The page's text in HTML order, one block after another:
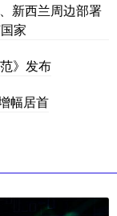
新西兰周边部署
家
》发布
幅居首